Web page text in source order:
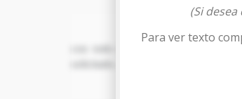
con todo respeto comparezco
solicitado.
(Si
Para ver texto